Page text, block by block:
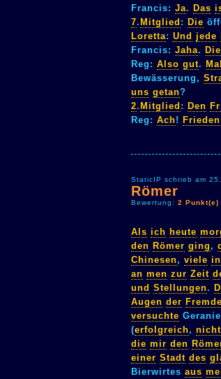
Francis: Ja. Das
7. Mitglied : Die
Loretta: Und jede
Francis: Jaha. Die
Reg: Also gut. Mal
Bewässerung,
uns getan?
2. Mitglied : Den
Reg: Ach! Frieden
StaticIP schrieb am
Römer
Bewertung: 2 Punkt(e)
Als ich heute
den Römer ging ,
Chinesen, viele in
an men zur Zeit
und Stellungen.
Augen der
versuchte
(erfolgreich, nicht
die mir den
einer Stadt des
Bierwirtes aus